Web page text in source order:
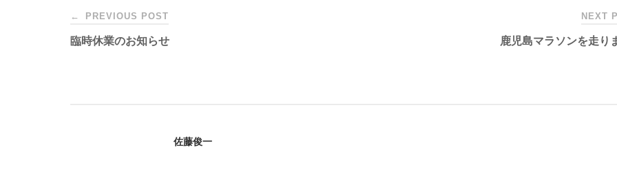
Post
navigation
← PREVIOUS POST
臨時休業のお知らせ
NEXT
鹿児島マラソンを走り
佐藤俊一